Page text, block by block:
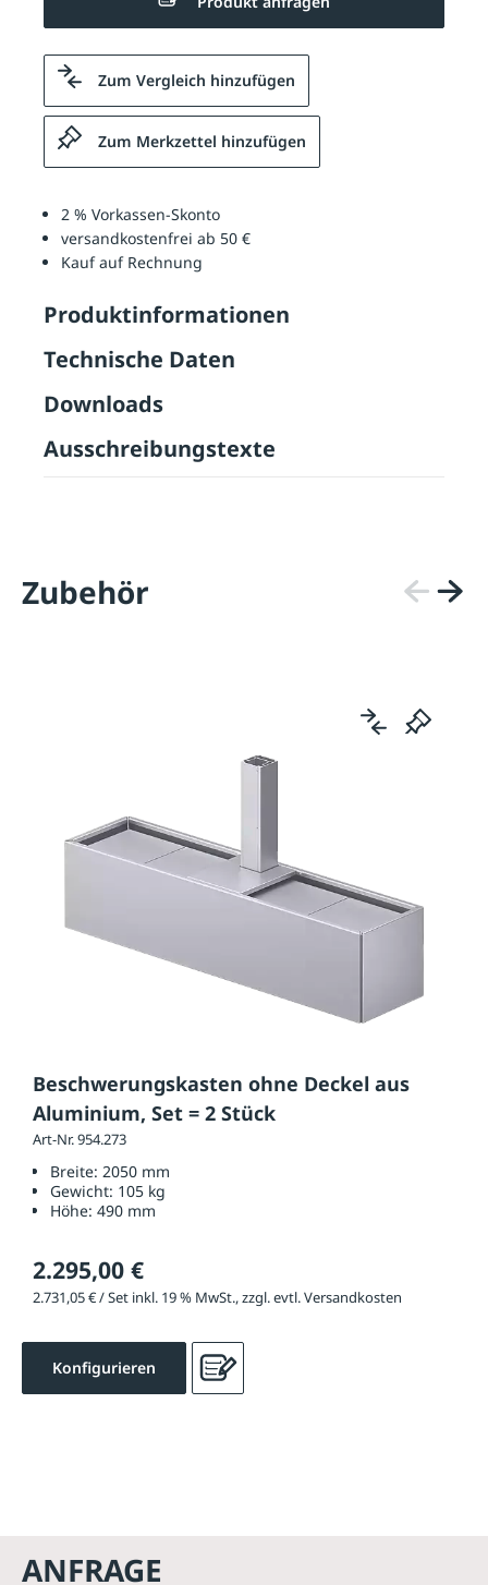
Zum Vergleich hinzufügen
Zum Merkzettel hinzufügen
2 % Vorkassen-Skonto
versandkostenfrei ab 50 €
Kauf auf Rechnung
Produktinformationen
Technische Daten
Downloads
Ausschreibungstexte
Zubehör
Beschwerungskasten ohne Deckel aus
Aluminium, Set = 2 Stück
Art-Nr. 954.273
Breite: 2050 mm
Gewicht: 105 kg
Höhe: 490 mm
2.295,00 €
2.731,05 € / Set inkl. 19 % MwSt., zzgl. evtl. Versandkosten
Konfigurieren
ANFRAGE